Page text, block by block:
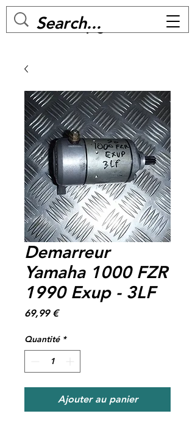
MC BIKE Perpignan
Demarreur
Yamaha 1000 FZR
1990 Exup - 3LF
69,99 €Prix
Quantité *
Ajouter au panier